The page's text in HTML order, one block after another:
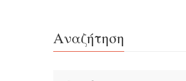
Αναζήτηση